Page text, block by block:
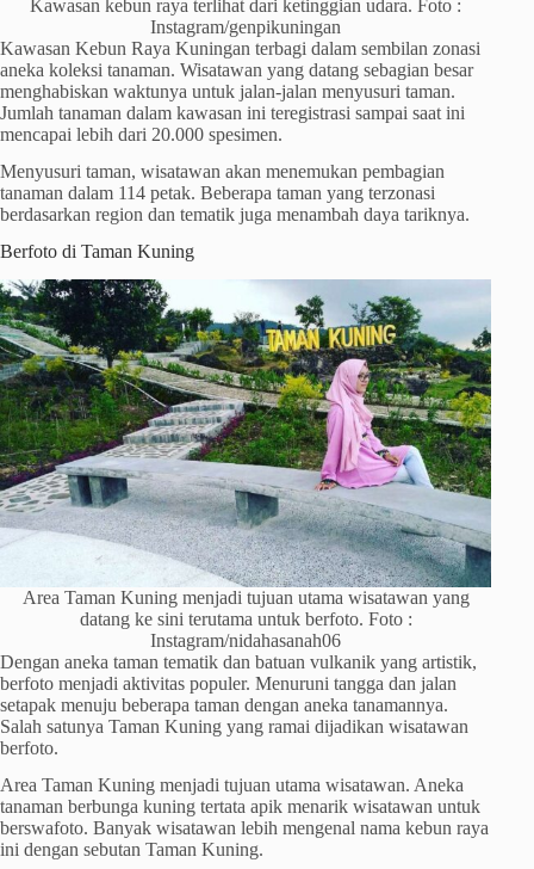
Kawasan kebun raya terlihat dari ketinggian udara. Foto :
Instagram/genpikuningan
Kawasan Kebun Raya Kuningan terbagi dalam sembilan zonasi
aneka koleksi tanaman. Wisatawan yang datang sebagian besar
menghabiskan waktunya untuk jalan-jalan menyusuri taman.
Jumlah tanaman dalam kawasan ini teregistrasi sampai saat ini
mencapai lebih dari 20.000 spesimen.
Menyusuri taman, wisatawan akan menemukan pembagian
tanaman dalam 114 petak. Beberapa taman yang terzonasi
berdasarkan region dan tematik juga menambah daya tariknya.
Berfoto di Taman Kuning
Area Taman Kuning menjadi tujuan utama wisatawan yang
datang ke sini terutama untuk berfoto. Foto :
Instagram/nidahasanah06
Dengan aneka taman tematik dan batuan vulkanik yang artistik,
berfoto menjadi aktivitas populer. Menuruni tangga dan jalan
setapak menuju beberapa taman dengan aneka tanamannya.
Salah satunya Taman Kuning yang ramai dijadikan wisatawan
berfoto.
Area Taman Kuning menjadi tujuan utama wisatawan. Aneka
tanaman berbunga kuning tertata apik menarik wisatawan untuk
berswafoto. Banyak wisatawan lebih mengenal nama kebun raya
ini dengan sebutan Taman Kuning.